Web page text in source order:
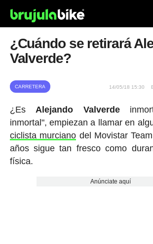
¿Cuándo se retirará
Valverde?
CARRETERA 14/05/18 15:30
¿EsAlejando Valverde
inmortal", empiezan a llamar en
ciclista murciano del Movistar
años sigue tan fresco como
física.
Anúnciate aquí